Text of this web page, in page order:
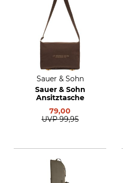
Sauer & Sohn
Sauer & Sohn
Ansitztasche
79,00
UVP 99,95